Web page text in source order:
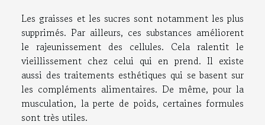
Les graisses et les sucres sont notamment les plus
supprimés. Par ailleurs, ces substances améliorent
le rajeunissement des cellules. Cela ralentit le
vieillissement chez celui qui en prend. Il existe
aussi des traitements esthétiques qui se basent sur
les compléments alimentaires. De même, pour la
musculation, la perte de poids, certaines formules
sont très utiles.